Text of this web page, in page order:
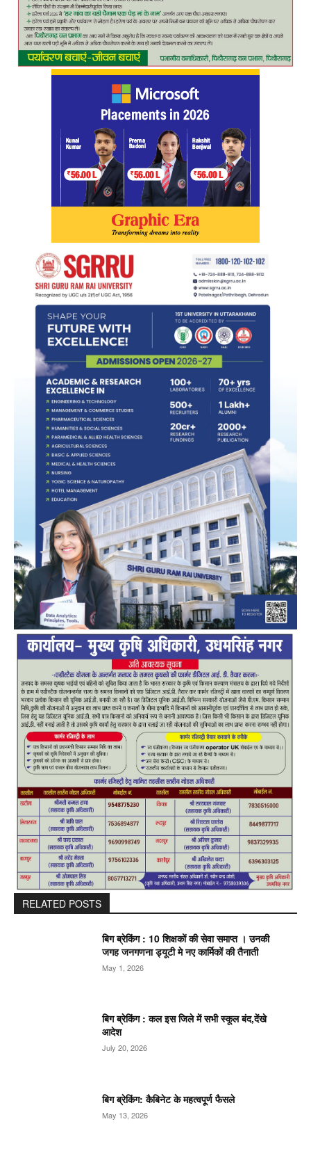
RELATED POSTS
बिग ब्रेकिंग : 10 शिक्षकों की सेवा समाप्त । उनकी
जगह जनगणना ड्यूटी मे नए कार्मिकों की तैनाती
May 1, 2026
बिग ब्रेकिंग : कल इस जिले में सभी स्कूल बंद,देंखे
आदेश
July 20, 2026
बिग ब्रेकिंग: कैबिनेट के महत्वपूर्ण फैसले
May 13, 2026